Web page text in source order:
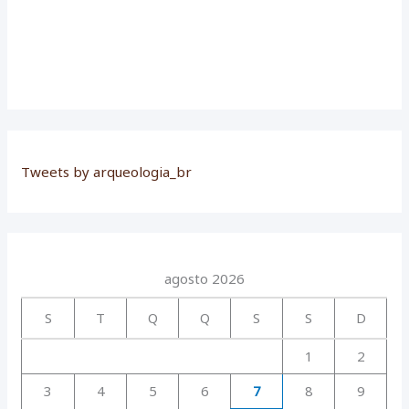
Tweets by arqueologia_br
agosto 2026
S T Q Q S S D
1
2
3
4 5 6 7 8 9